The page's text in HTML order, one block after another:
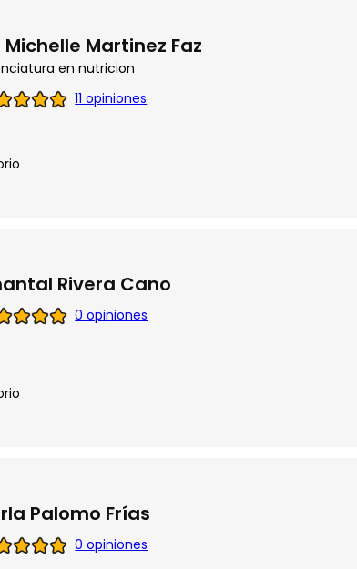
Michelle Martinez Faz
en nutricion
11 opiniones
Rivera Cano
0 opiniones
Palomo Frías
0 opiniones